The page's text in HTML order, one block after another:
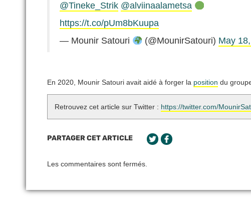
@Tineke_Strik @alviinaalametsa
https://t.co/pUm8bKuupa
— Mounir Satouri
(@MounirSatouri) May
En 2020, Mounir Satouri avait aidé à forger la position du
Retrouvez cet article sur Twitter : https://twitter.com/
PARTAGER CET ARTICLE
Les commentaires sont fermés.